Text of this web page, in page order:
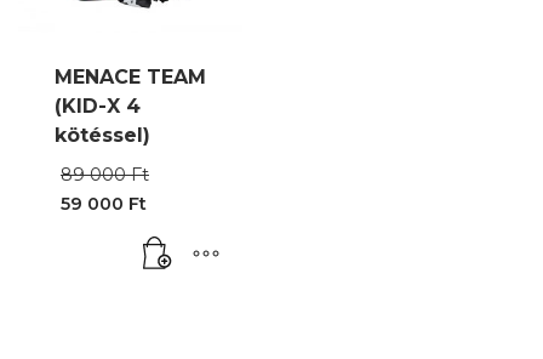
MENACE TEAM
(KID-X 4
kötéssel)
89 000Ft
000 Ft.
59 000 Ft